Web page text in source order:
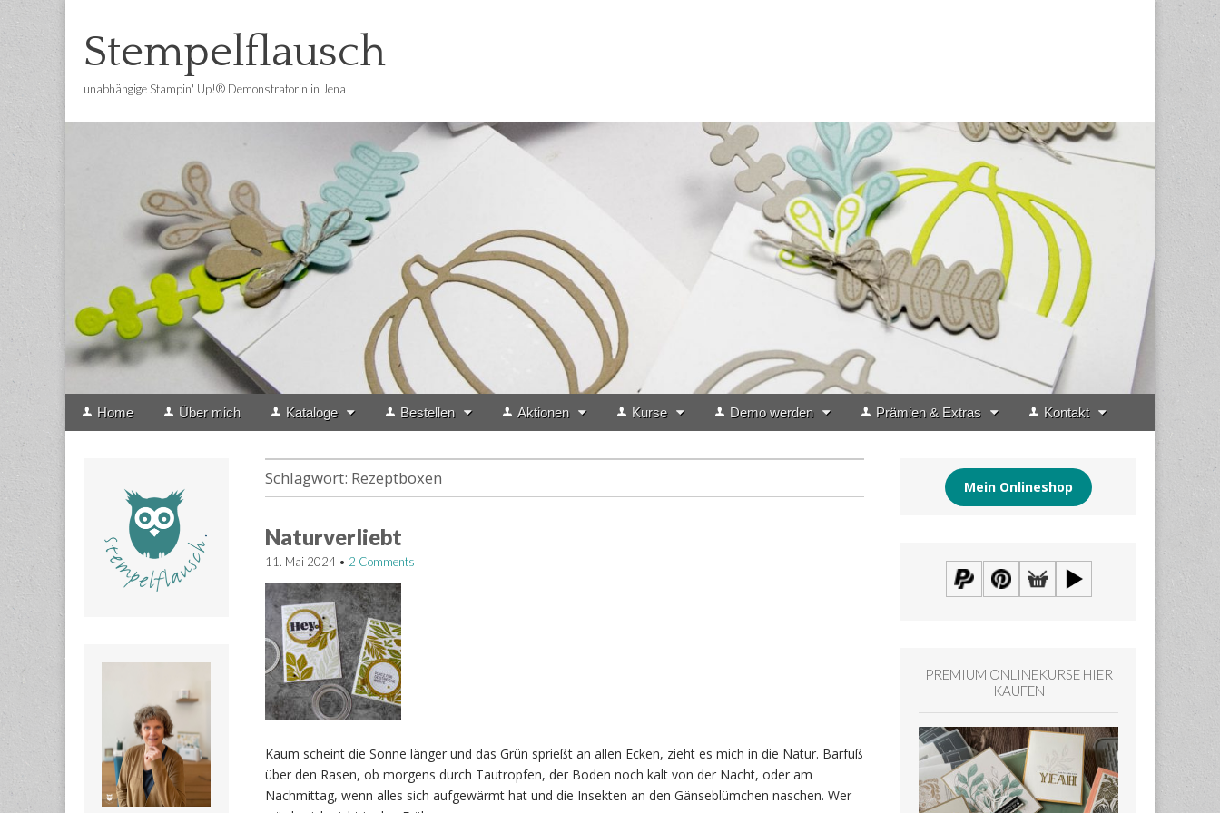
Stempelflausch
unabhängige Stampin' Up!® Demonstratorin in Jena
Main
Skip
Home Über mich Kataloge Bestellen Aktionen Kurse Demo werden Prämien & Extras Kontakt
Schlagwort: Rezeptboxen
Naturverliebt
11. Mai 2024• 2 Comments
Kaum scheint die Sonne länger und das Grün sprießt an allen Ecken, zieht es mich in die Natur. Barfuß
über den Rasen, ob morgens durch Tautropfen, der Boden noch kalt von der Nacht, oder am
Nachmittag, wenn alles sich aufgewärmt hat und die Insekten an den Gänseblümchen naschen. Wer
Mein Onlineshop
PREMIUM ONLINEKURSE HIER
KAUFEN